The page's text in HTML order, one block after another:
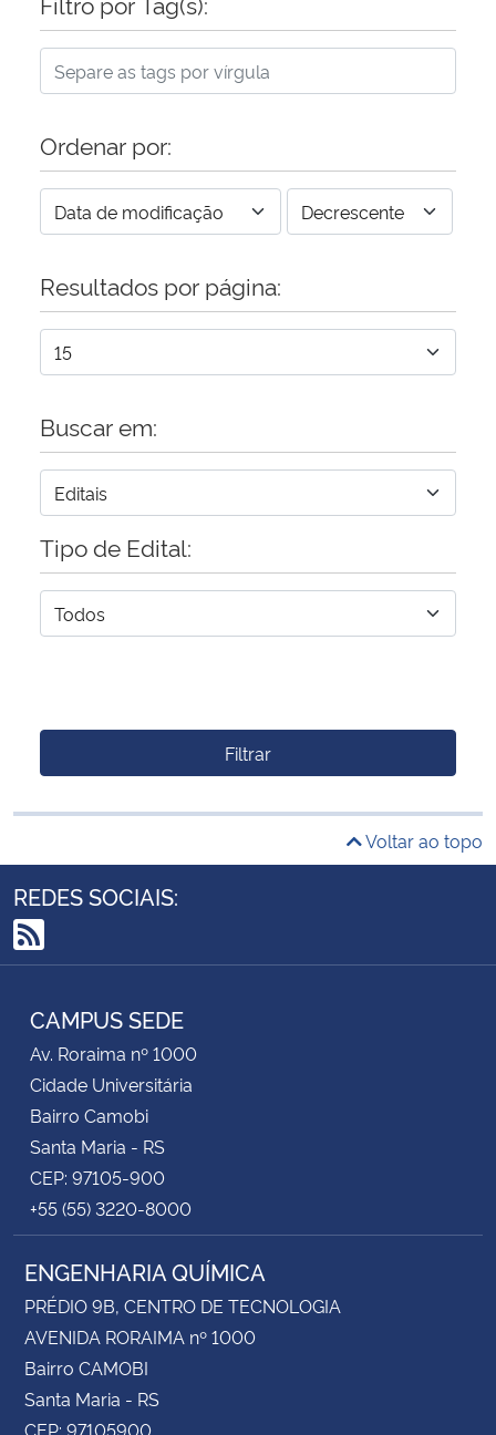
Ordenar por:
Resultados por página:
Buscar em:
Tipo de Edital:
Filtrar
Voltar ao topo
REDES SOCIAIS:
RSS
CAMPUS SEDE
Av. Roraima nº 1000
Cidade Universitária
Bairro Camobi
Santa Maria - RS
CEP: 97105-900
+55 (55) 3220-8000
ENGENHARIA QUÍMICA
PRÉDIO 9B, CENTRO DE TECNOLOGIA
AVENIDA RORAIMA nº 1000
Bairro CAMOBI
Santa Maria - RS
CEP: 97105900